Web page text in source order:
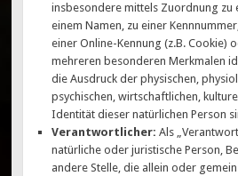
insbesondere mittels Zuordnung zu
einem Namen, zu einer
einer Online-Kennung (z.B. Cookie)
mehreren besonderen Merkmalen
die Ausdruck der physischen,
psychischen, wirtschaftlichen,
Identität dieser natürlichen Person
Verantwortlicher: Als
natürliche oder juristische Person,
andere Stelle, die allein oder